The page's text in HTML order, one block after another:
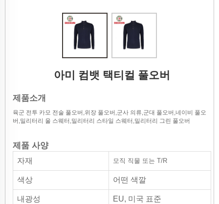
아미 컴뱃 택티컬 풀오버
제품소개
육군 전투 카모 전술 풀오버,위장 풀오버,군사 의류,군대 풀오버,네이비 풀오
버,밀리터리 울 스웨터,밀리터리 스타일 스웨터,밀리터리 그린 풀오버
제품 사양
자재 모직 직물 또는 T/R
색상 어떤 색깔
내광성 EU, 미국 표준